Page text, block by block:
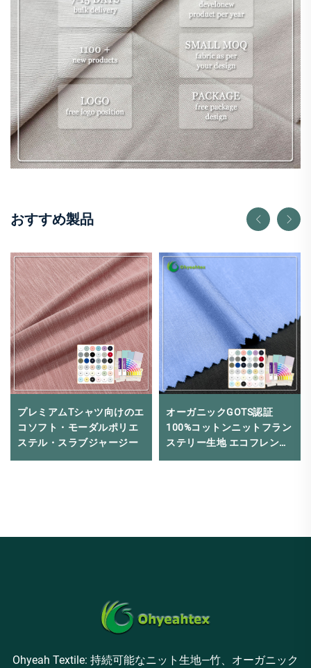
おすすめ製品
プレミアムTシャツ向けのエ
コソフト・モーダルポリエ
ステル・スラブジャージー
オーガニックGOTS認証
100%コットンニットフラン
ステリー生地 エコフレンド
リー 320GSM 女性服用
Ohyeah Textile: 持続可能なニット生地—竹、オーガニック